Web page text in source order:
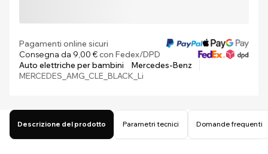
Pagamenti online sicuri
Consegna da 9,00 €con Fedex/DPD
Auto elettriche per bambini
Mercedes-Benz
MERCEDES_AMG_CLE_BLACK_Li
Descrizione del prodotto Parametri tecnici Domande frequenti